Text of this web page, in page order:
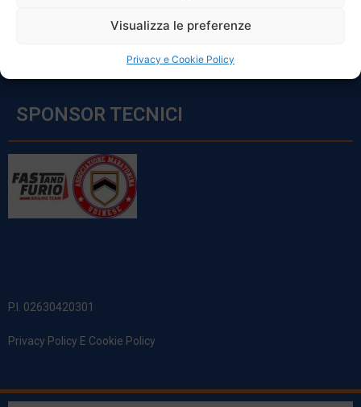
Visualizza le preferenze
Privacy e Cookie Policy
Sabato: 8:00 – 12:00
SPONSOR TECNICI
P.I. 02630420301
Privacy Policy E Cookie Policy